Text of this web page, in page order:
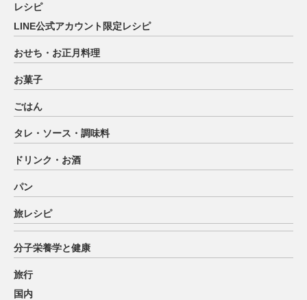
レシピ
LINE公式アカウント限定レシピ
おせち・お正月料理
お菓子
ごはん
タレ・ソース・調味料
ドリンク・お酒
パン
旅レシピ
分子栄養学と健康
旅行
国内